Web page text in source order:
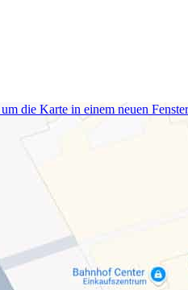
die Karte in einem neuen